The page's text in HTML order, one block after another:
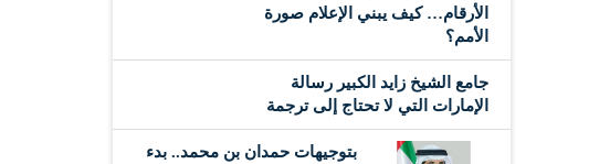
الأرقام… كيف يبني الإعلام صورة
الأمم؟
جامع الشيخ زايد الكبير رسالة
الإمارات التي لا تحتاج إلى ترجمة
بتوجيهات حمدان بن محمد.. بدء